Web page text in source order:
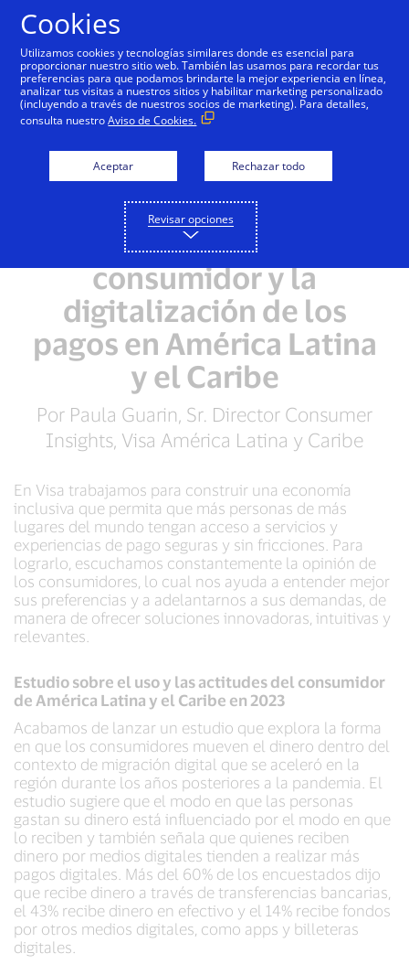
El comportamiento del
consumidor y la
digitalización de los
pagos en América Latina
y el Caribe
Por Paula Guarin, Sr. Director Consumer
Insights, Visa América Latina y Caribe
En Visa trabajamos para construir una economía
inclusiva que permita que más personas de más
lugares del mundo tengan acceso a servicios y
experiencias de pago seguras y sin fricciones. Para
lograrlo, escuchamos constantemente la opinión de
los consumidores, lo cual nos ayuda a entender mejor
sus preferencias y a adelantarnos a sus demandas, de
manera de ofrecer soluciones innovadoras, intuitivas y
relevantes.
Estudio sobre el uso y las actitudes del consumidor
de América Latina y el Caribe en 2023
Acabamos de lanzar un estudio que explora la forma
en que los consumidores mueven el dinero dentro del
contexto de migración digital que se aceleró en la
región durante los años posteriores a la pandemia. El
estudio sugiere que el modo en que las personas
gastan su dinero está influenciado por el modo en que
lo reciben y también señala que quienes reciben
dinero por medios digitales tienden a realizar más
pagos digitales. Más del 60% de los encuestados dijo
que recibe dinero a través de transferencias bancarias,
el 43% recibe dinero en efectivo y el 14% recibe fondos
por otros medios digitales, como apps y billeteras
digitales.
Cookies
Utilizamos cookies y tecnologías similares donde es esencial para
proporcionar nuestro sitio web. También las usamos para recordar tus
preferencias para que podamos brindarte la mejor experiencia en línea,
analizar tus visitas a nuestros sitios y habilitar marketing personalizado
(incluyendo a través de nuestros socios de marketing). Para detalles,
consulta nuestroAviso de Cookies.
Aceptar Rechazar todo
Revisar opciones